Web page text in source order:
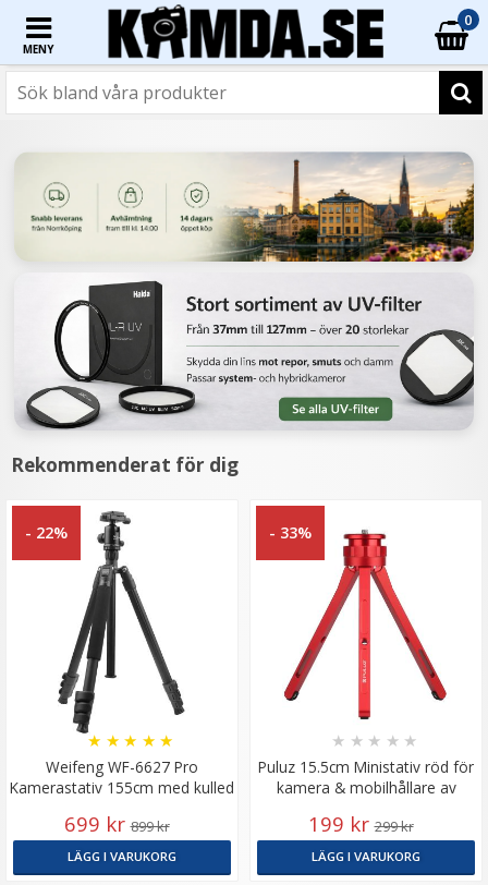
MENY
0
Rekommenderat för dig
- 22%
Weifeng WF-6627 Pro
Kamerastativ 155cm med kulled
★ ★ ★ ★ ★
699 kr 899 kr
LÄGG I VARUKORG
- 33%
Puluz 15.5cm Ministativ röd för
kamera & mobilhållare av
★ ★ ★ ★ ★
199 kr 299 kr
LÄGG I VARUKORG